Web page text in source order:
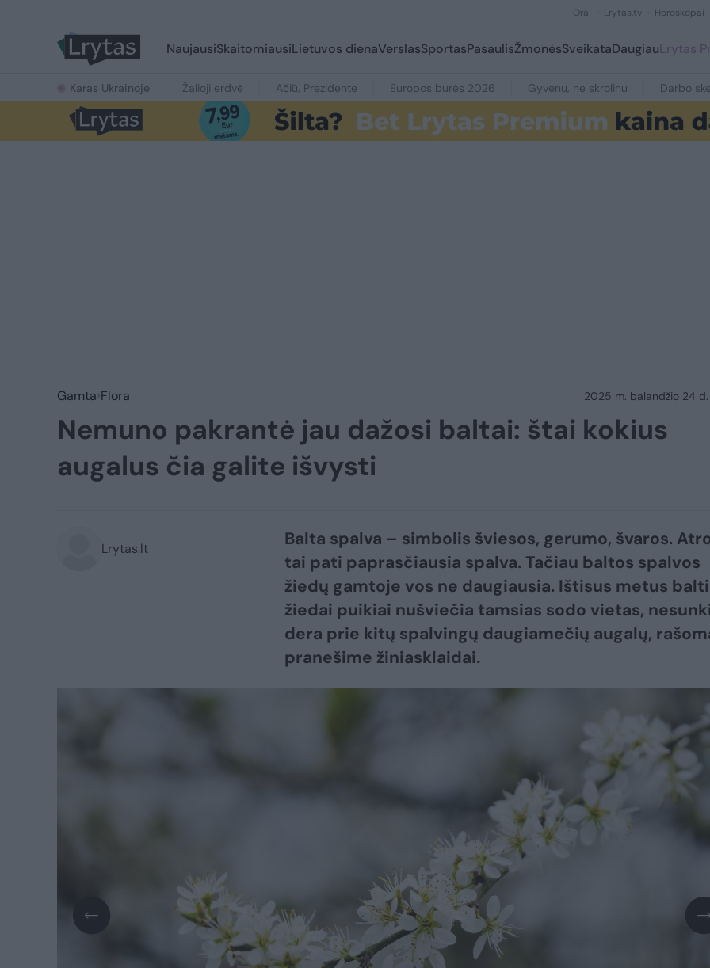
Orai Lrytas.tv Horoskopai
NaujausiSkaitomiausiLietuvos dienaVerslasSportasPasaulisŽmonėsSveikataDaugiauLrytas
Karas Ukrainoje Žalioji erdvė Ačiū, Prezidente Europos burės 2026 Gyvenu, ne skrolinu Darbo
Gamta Flora 2025 m. balandžio 24 d.
Nemuno pakrantė jau dažosi baltai: štai kokius
augalus čia galite išvysti
Lrytas.lt
Balta spalva – simbolis šviesos, gerumo, švaros.
tai pati paprasčiausia spalva. Tačiau baltos spalvos
žiedų gamtoje vos ne daugiausia. Ištisus metus balti
žiedai puikiai nušviečia tamsias sodo vietas,
dera prie kitų spalvingų daugiamečių augalų,
pranešime žiniasklaidai.